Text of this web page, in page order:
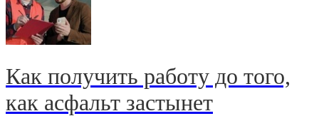
Как получить работу до того,
как асфальт застынет